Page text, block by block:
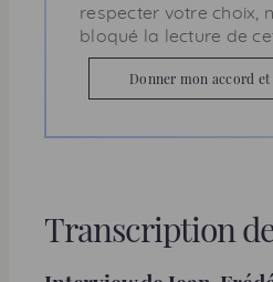
respecter votre choix,
bloqué la lecture de
Donner mon accord
Transcription